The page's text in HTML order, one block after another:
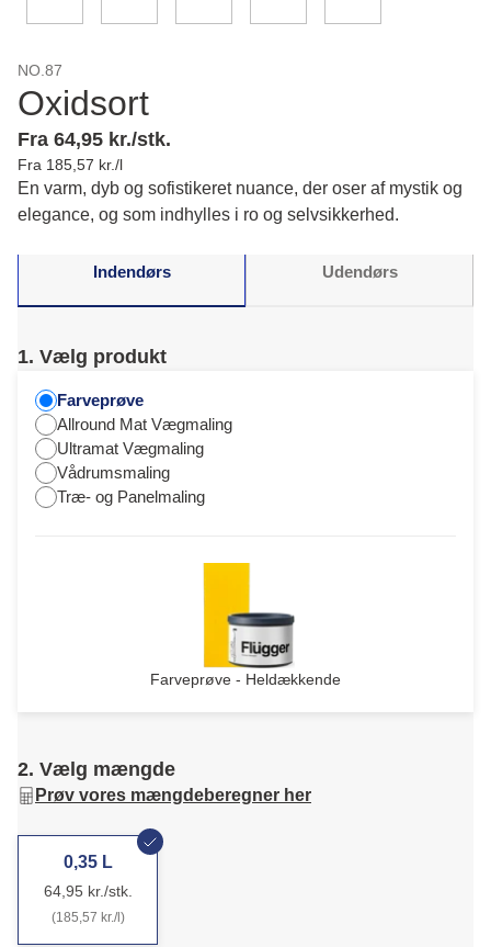
NO.87
Oxidsort
Fra 64,95 kr./stk.
Fra 185,57 kr./l
En varm, dyb og sofistikeret nuance, der oser af mystik og
elegance, og som indhylles i ro og selvsikkerhed.
Indendørs Udendørs
1. Vælg produkt
Farveprøve
Allround Mat Vægmaling
Ultramat Vægmaling
Vådrumsmaling
Træ- og Panelmaling
Farveprøve - Heldækkende
2. Vælg mængde
Prøv vores mængdeberegner her
0,35 L
64,95 kr./stk.
(185,57 kr./l)